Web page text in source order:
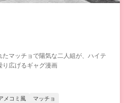
マッチョで陽気な二人組が、ハイテ
り広げるギャグ漫画
メコミ風 マッチョ